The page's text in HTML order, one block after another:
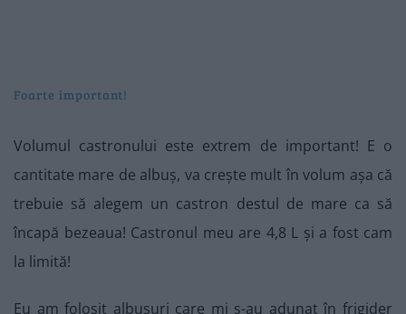
Foarte important!
Volumul castronului este extrem de important! E o
cantitate mare de albuș, va crește mult în volum așa că
trebuie să alegem un castron destul de mare ca să
încapă bezeaua! Castronul meu are 4,8 L și a fost cam
la limită!
Eu am folosit albușuri care mi s-au adunat în frigider